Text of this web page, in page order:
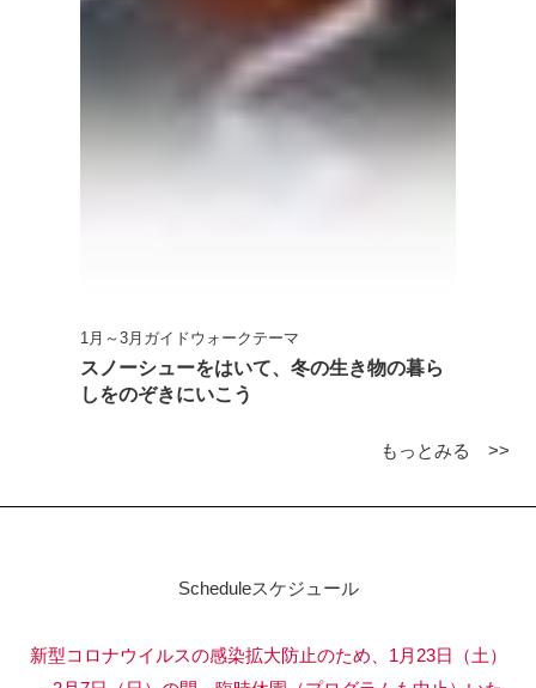
1月～3月ガイドウォークテーマ
スノーシューをはいて、冬の生き物の暮ら
しをのぞきにいこう
もっとみる >>
Scheduleスケジュール
新型コロナウイルスの感染拡大防止のため、1月23日（土）